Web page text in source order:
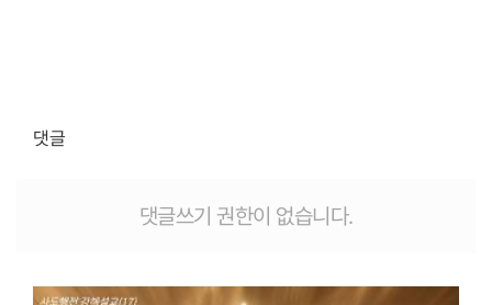
댓글
댓글쓰기 권한이 없습니다.